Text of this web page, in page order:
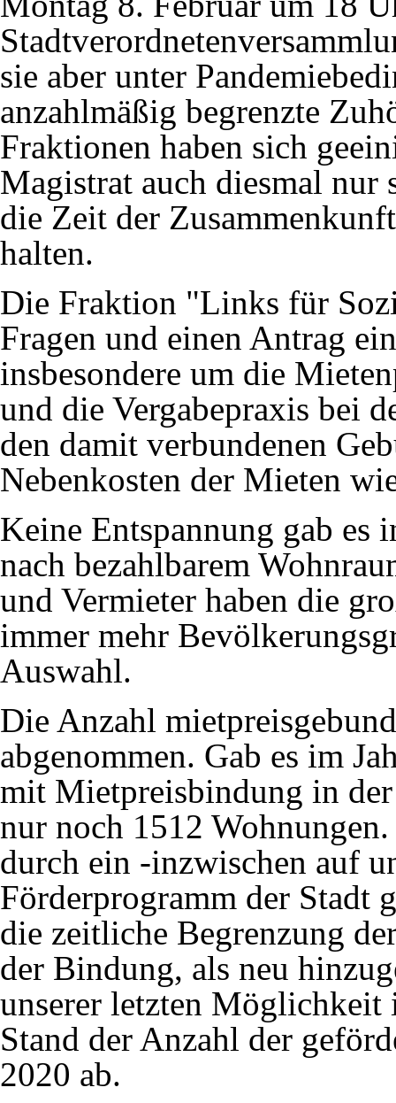
sie aber unter
anzahlmäßig begrenzte
Fraktionen haben sich
Magistrat auch diesmal
die Zeit der
halten.
Die Fraktion "Links für
Fragen und einen Antrag
insbesondere um die
und die Vergabepraxis bei
den damit verbundenen
Nebenkosten der Mieten
Keine Entspannung gab es
nach bezahlbarem
und Vermieter haben die
immer mehr
Auswahl.
Die Anzahl
abgenommen. Gab es im
mit Mietpreisbindung in
nur noch 1512
durch ein -inzwischen auf
Förderprogramm der Stadt
die zeitliche Begrenzung
der Bindung, als neu
unserer letzten
Stand der Anzahl der
2020 ab.